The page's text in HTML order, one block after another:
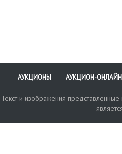
АУКЦИОНЫ АУКЦИОН-ОНЛАЙН
Текст и изображения